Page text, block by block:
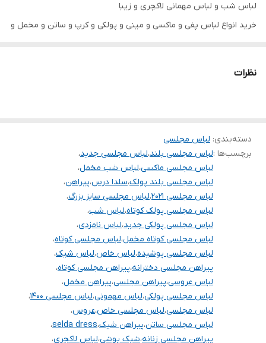
لباس شب و لباس مهمانی لاکچری و زیبا
خرید انواع لباس پفی و ماکسی و مینی و پولکی و کرپ و ساتن و مخمل و
سایت امکان مرجوع یا تعویض مدل ندارد فقط تعویض سایز داریم
نظرات
دسته‌بندی: لباس مجلسی
برچسب‌ها :لباس مجلسی بلند،لباس مجلسی جدید،
لباس مجلسی ماکسی،لباس شب مخمل،
لباس مجلسی بلند پولک،سلدا درس،پیراهن،
لباس مجلسی ۲۰۲۱
،لباس مجلسی سایز بزرگ،
لباس مجلسی پولک کوتاه،لباس شب،
لباس مجلسی پولکی جدید،لباس نامزدی،
لباس مجلسی کوتاه مخمل،لباس مجلسی کوتاه،
لباس مجلسی پوشیده،لباس خاص،لباس شیک،
پیراهن مجلسی دخترانه،پیراهن مجلسی کوتاه،
لباس عروسی،پیراهن مجلسی،پیراهن مخمل،
لباس مجلسی پولکی،لباس مهمونی،لباس مجلسی ۱۴۰۰
،
لباس مجلسی،لباس مجلسی خاص،عروس،
لباس مجلسی ساتن،پیراهن شیک،selda dress،
پیراهن مجلسی زنانه،شیک پوشی،لباس لاکچری،